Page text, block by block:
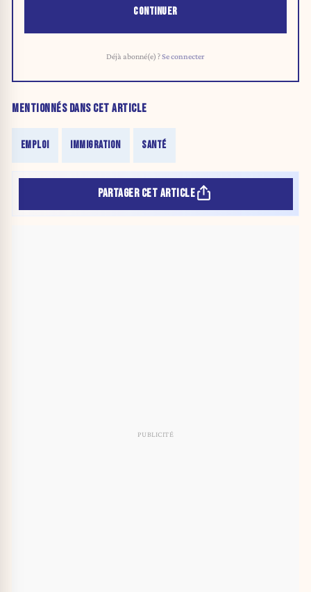
CONTINUER
Déjà abonné(e) ?Se connecter
MENTIONNÉS DANS CET ARTICLE
EMPLOI IMMIGRATION SANTÉ
PARTAGER CET ARTICLE